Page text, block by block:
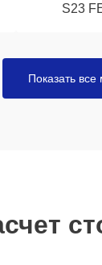
S23
Показать все